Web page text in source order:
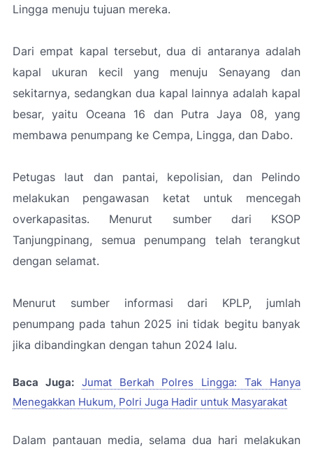
Lingga menuju tujuan mereka.
Dari empat kapal tersebut, dua di antaranya adalah
kapal ukuran kecil yang menuju Senayang dan
sekitarnya, sedangkan dua kapal lainnya adalah kapal
besar, yaitu Oceana 16 dan Putra Jaya 08, yang
membawa penumpang ke Cempa, Lingga, dan Dabo.
Petugas laut dan pantai, kepolisian, dan Pelindo
melakukan pengawasan ketat untuk mencegah
overkapasitas. Menurut sumber dari KSOP
Tanjungpinang, semua penumpang telah terangkut
dengan selamat.
Menurut sumber informasi dari KPLP, jumlah
penumpang pada tahun 2025 ini tidak begitu banyak
jika dibandingkan dengan tahun 2024 lalu.
Baca Juga:
Jumat Berkah Polres Lingga: Tak Hanya
Menegakkan Hukum, Polri Juga Hadir untuk Masyarakat
Dalam pantauan media, selama dua hari melakukan